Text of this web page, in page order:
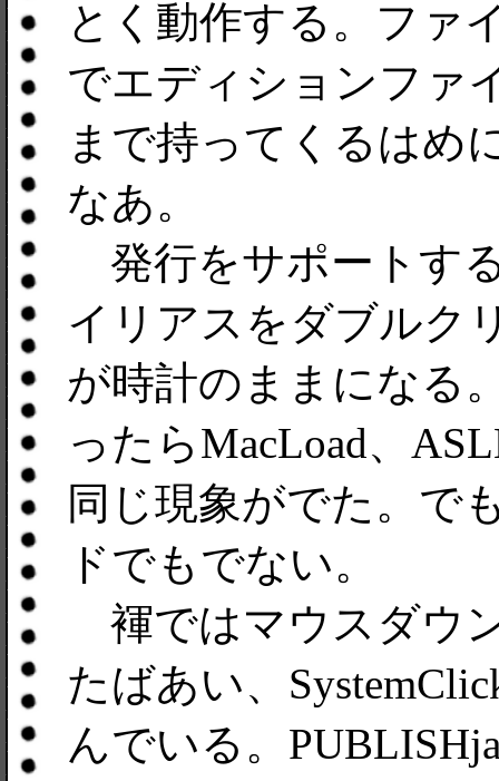
とく動作する。ファ
でエディションファ
まで持ってくるはめ
なあ。
発行をサポートす
イリアスをダブルク
が時計のままになる
ったらMacLoad、
同じ現象がでた。で
ドでもでない。
褌ではマウスダウ
たばあい、
んでいる。